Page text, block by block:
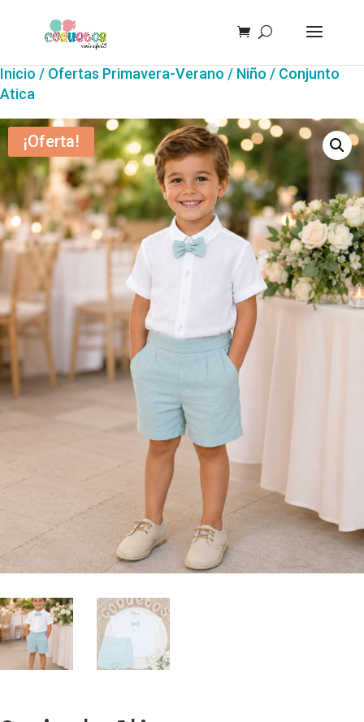
Inicio / Ofertas Primavera-Verano / Niño / Conjunto
Atica
¡Oferta!